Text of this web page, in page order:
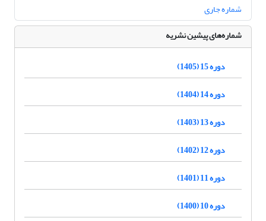
شماره جاری
شماره‌های پیشین نشریه
دوره 15 (1405)
دوره 14 (1404)
دوره 13 (1403)
دوره 12 (1402)
دوره 11 (1401)
دوره 10 (1400)